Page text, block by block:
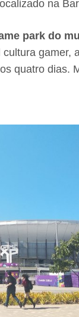
na
park do
gamer,
quatro dias.